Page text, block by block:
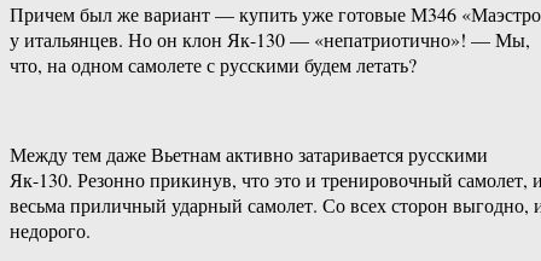
Причем был же вариант — купить уже готовые М346
у итальянцев. Но он клон Як-130 — «непатриотично»! — Мы,
что, на одном самолете с русскими будем летать?
Между тем даже Вьетнам активно затаривается русскими
Як-130. Резонно прикинув, что это и тренировочный самолет,
весьма приличный ударный самолет. Со всех сторон выгодно,
недорого.